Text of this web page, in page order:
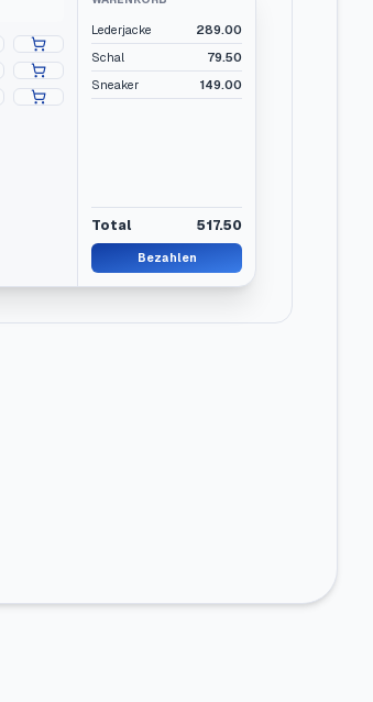
Lederjacke
289.00
Schal
79.50
Sneaker
149.00
Total 517.50
Bezahlen